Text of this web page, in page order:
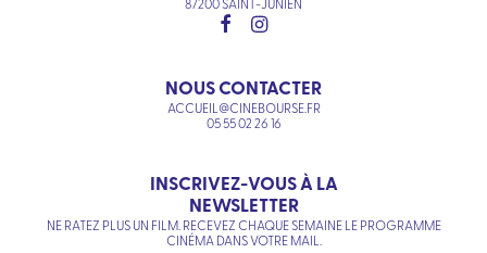
NOUS CONTACTER
ACCUEIL@CINEBOURSE.FR
05 55 02 26 16
INSCRIVEZ-VOUS À LA
NEWSLETTER
NE RATEZ PLUS UN FILM. RECEVEZ CHAQUE SEMAINE LE PROGRAMME
CINÉMA DANS VOTRE MAIL.